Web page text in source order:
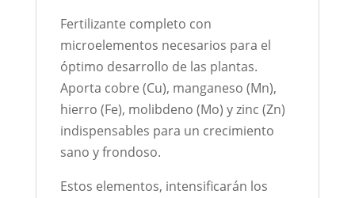
Fertilizante completo con
microelementos necesarios para el
óptimo desarrollo de las plantas.
Aporta cobre (Cu), manganeso (Mn),
hierro (Fe), molibdeno (Mo) y zinc (Zn)
indispensables para un crecimiento
sano y frondoso.
Estos elementos, intensificarán los